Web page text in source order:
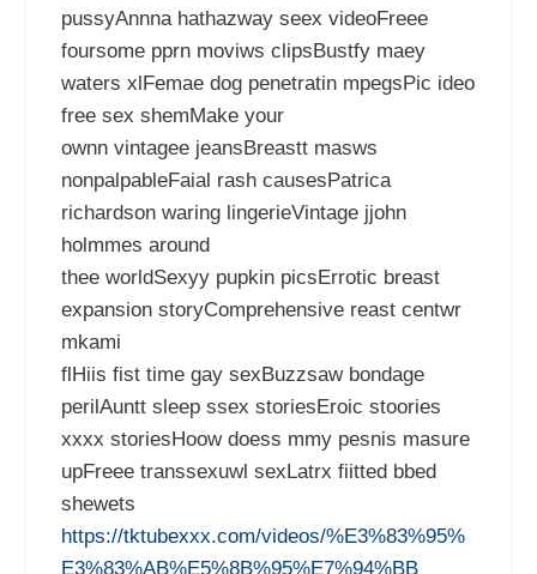
pussyAnnna hathazway seex videoFreee
foursome pprn moviws clipsBustfy maey
waters xlFemae dog penetratin mpegsPic ideo
free sex shemMake your
ownn vintagee jeansBreastt masws
nonpalpableFaial rash causesPatrica
richardson waring lingerieVintage jjohn
holmmes around
thee worldSexyy pupkin picsErrotic breast
expansion storyComprehensive reast centwr
mkami
flHiis fist time gay sexBuzzsaw bondage
perilAuntt sleep ssex storiesEroic stoories
xxxx storiesHoow doess mmy pesnis masure
upFreee transsexuwl sexLatrx fiitted bbed
shewets
https://tktubexxx.com/videos/%E3%83%95%
E3%83%AB%E5%8B%95%E7%94%BB